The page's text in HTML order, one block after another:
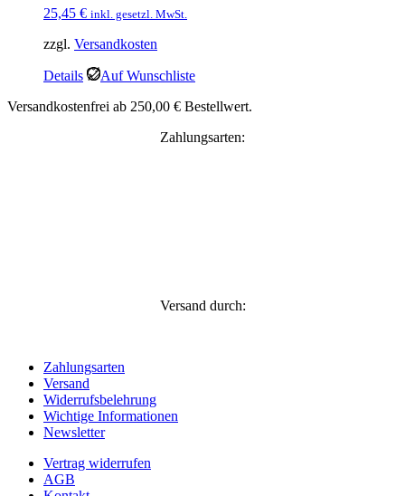
25,45 € inkl. gesetzl. MwSt.
zzgl. Versandkosten
Details
Auf Wunschliste
Versandkostenfrei ab 250,00 € Bestellwert.
Zahlungsarten:
Versand durch:
Zahlungsarten
Versand
Widerrufsbelehrung
Wichtige Informationen
Newsletter
Vertrag widerrufen
AGB